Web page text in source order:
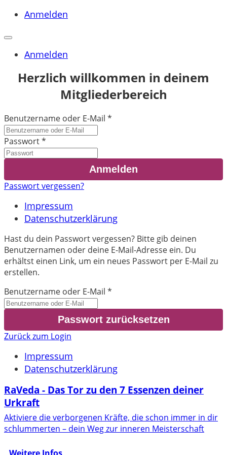
Anmelden
Anmelden
Herzlich willkommen in deinem
Mitgliederbereich
Benutzername oder E-Mail *
Passwort*
Passwort vergessen?
Impressum
Datenschutzerklärung
Hast du dein Passwort vergessen? Bitte gib deinen
Benutzernamen oder deine E-Mail-Adresse ein. Du
erhältst einen Link, um ein neues Passwort per E-Mail zu
erstellen.
Benutzername oder E-Mail *
Zurück zum Login
Impressum
Datenschutzerklärung
RaVeda - Das Tor zu den 7 Essenzen deiner
Urkraft
Aktiviere die verborgenen Kräfte, die schon immer in dir
schlummerten – dein Weg zur inneren Meisterschaft
Weitere Infos